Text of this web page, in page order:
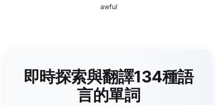
awful
即時探索與翻譯134種語
言的單詞